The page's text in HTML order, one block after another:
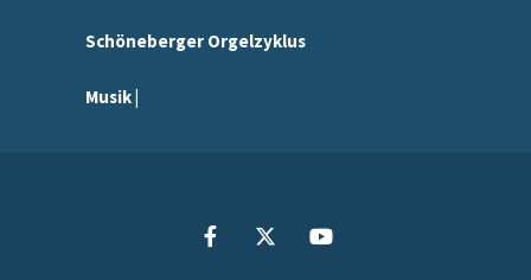
Schöneberger Orgelzyklus
Musik |